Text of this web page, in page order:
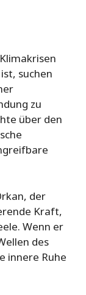
suchen
zu
über den
der
Kraft,
Wenn er
des
innere Ruhe